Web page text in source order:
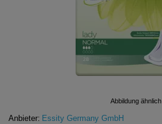
Abbildung ähnlich
Anbieter: Essity Germany GmbH